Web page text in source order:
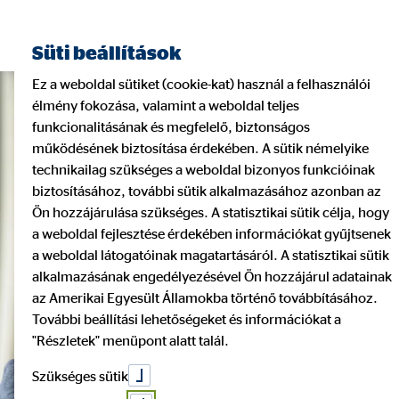
Süti beállítások
Ez a weboldal sütiket (cookie-kat) használ a felhasználói
élmény fokozása, valamint a weboldal teljes
funkcionalitásának és megfelelő, biztonságos
működésének biztosítása érdekében. A sütik némelyike
technikailag szükséges a weboldal bizonyos funkcióinak
biztosításához, további sütik alkalmazásához azonban az
Ön hozzájárulása szükséges. A statisztikai sütik célja, hogy
a weboldal fejlesztése érdekében információkat gyűjtsenek
a weboldal látogatóinak magatartásáról. A statisztikai sütik
alkalmazásának engedélyezésével Ön hozzájárul adatainak
az Amerikai Egyesült Államokba történő továbbításához.
További beállítási lehetőségeket és információkat a
"Részletek" menüpont alatt talál.
Szükséges sütik